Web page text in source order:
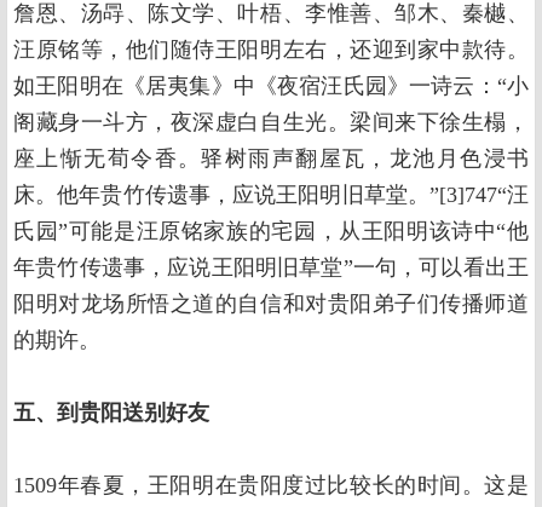
詹恩、汤冔、陈文学、叶梧、李惟善、邹木、秦樾、
汪原铭等，他们随侍王阳明左右，还迎到家中款待。
如王阳明在《居夷集》中《夜宿汪氏园》一诗云：“小
阁藏身一斗方，夜深虚白自生光。梁间来下徐生榻，
座上惭无荀令香。驿树雨声翻屋瓦，龙池月色浸书
床。他年贵竹传遗事，应说王阳明旧草堂。”[3]747“汪
氏园”可能是汪原铭家族的宅园，从王阳明该诗中“他
年贵竹传遗事，应说王阳明旧草堂”一句，可以看出王
阳明对龙场所悟之道的自信和对贵阳弟子们传播师道
的期许。
五、到贵阳送别好友
1509年春夏，王阳明在贵阳度过比较长的时间。这是